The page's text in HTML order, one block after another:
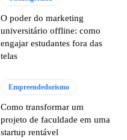
O poder do marketing
universitário offline: como
engajar estudantes fora das
telas
Empreendedorismo
Como transformar um
projeto de faculdade em uma
startup rentável